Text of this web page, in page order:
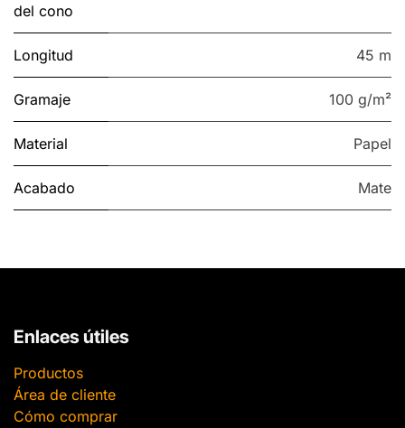
del cono
Longitud 45 m
Gramaje 100 g/m²
Material Papel
Acabado Mate
Enlaces útiles
Productos
Área de cliente
Cómo comprar